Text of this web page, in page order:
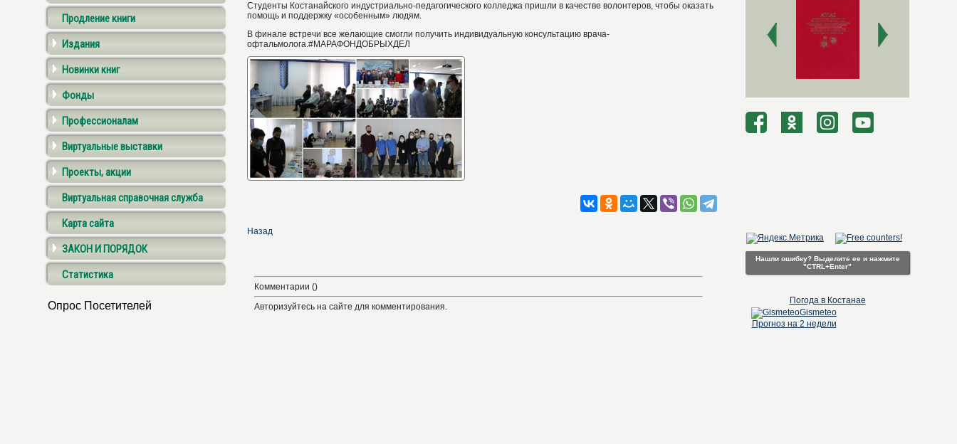
Продление книги
Издания
Новинки книг
Фонды
Профессионалам
Виртуальные выставки
Проекты, акции
Виртуальная справочная служба
Карта сайта
ЗАКОН И ПОРЯДОК
Статистика
Опрос Посетителей
Студенты Костанайского индустриально-педагогического колледжа пришли в качестве волонтеров, чтобы оказать
помощь и поддержку «особенным» людям.
В финале встречи все желающие смогли получить индивидуальную консультацию врача-
офтальмолога.#МАРАФОНДОБРЫХДЕЛ
Назад
Комментарии ()
Авторизуйтесь на сайте для комментирования.
Нашли ошибку? Выделите ее и нажмите
"CTRL+Enter"
Погода в Костанае
Gismeteo
Прогноз на 2 недели